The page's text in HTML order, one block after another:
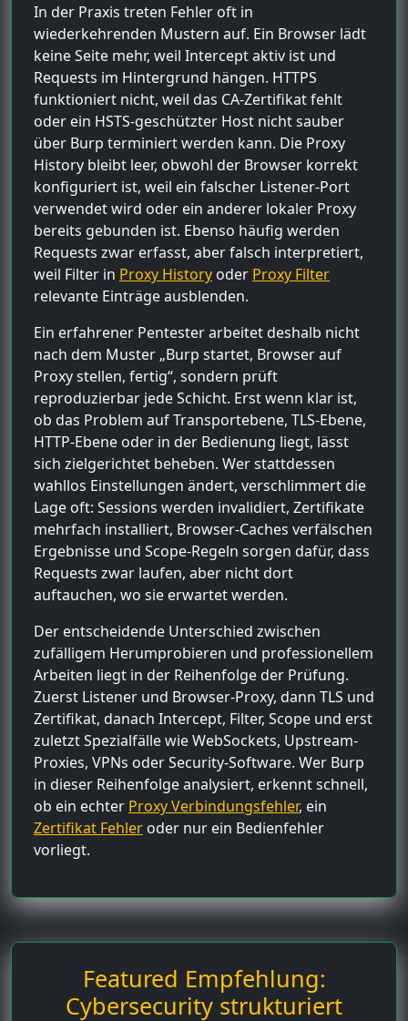
In der Praxis treten Fehler oft in
wiederkehrenden Mustern auf. Ein Browser lädt
keine Seite mehr, weil Intercept aktiv ist und
Requests im Hintergrund hängen. HTTPS
funktioniert nicht, weil das CA-Zertifikat fehlt
oder ein HSTS-geschützter Host nicht sauber
über Burp terminiert werden kann. Die Proxy
History bleibt leer, obwohl der Browser korrekt
konfiguriert ist, weil ein falscher Listener-Port
verwendet wird oder ein anderer lokaler Proxy
bereits gebunden ist. Ebenso häufig werden
Requests zwar erfasst, aber falsch interpretiert,
weil Filter in Proxy History oder Proxy Filter
relevante Einträge ausblenden.
Ein erfahrener Pentester arbeitet deshalb nicht
nach dem Muster „Burp startet, Browser auf
Proxy stellen, fertig“, sondern prüft
reproduzierbar jede Schicht. Erst wenn klar ist,
ob das Problem auf Transportebene, TLS-Ebene,
HTTP-Ebene oder in der Bedienung liegt, lässt
sich zielgerichtet beheben. Wer stattdessen
wahllos Einstellungen ändert, verschlimmert die
Lage oft: Sessions werden invalidiert, Zertifikate
mehrfach installiert, Browser-Caches verfälschen
Ergebnisse und Scope-Regeln sorgen dafür, dass
Requests zwar laufen, aber nicht dort
auftauchen, wo sie erwartet werden.
Der entscheidende Unterschied zwischen
zufälligem Herumprobieren und professionellem
Arbeiten liegt in der Reihenfolge der Prüfung.
Zuerst Listener und Browser-Proxy, dann TLS und
Zertifikat, danach Intercept, Filter, Scope und erst
zuletzt Spezialfälle wie WebSockets, Upstream-
Proxies, VPNs oder Security-Software. Wer Burp
in dieser Reihenfolge analysiert, erkennt schnell,
ob ein echter Proxy Verbindungsfehler, ein
Zertifikat Fehler oder nur ein Bedienfehler
vorliegt.
Featured Empfehlung:
Cybersecurity strukturiert